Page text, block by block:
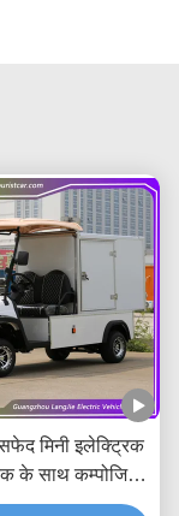
मिनी इलेक्ट्रिक
के साथ कम्पोजिट
500kg 48v 4kw